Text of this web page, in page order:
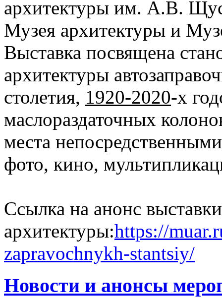
архитектуры им. А.В.
Музея архитектуры и
Выставка посвящена
архитектуры
столетия, 1920-2020-х
маслораздаточных
места
фото, кино,
Ссылка на анонс
архитектуры:https://
zapravochnykh-stantsiy/
Новости и анонсы